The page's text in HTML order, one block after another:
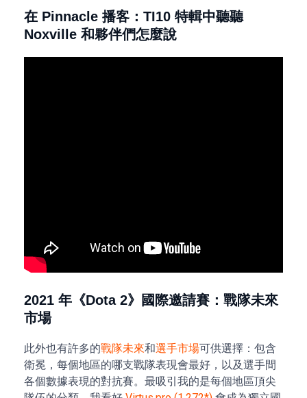
在 Pinnacle 播客：TI10 特輯中聽聽
Noxville 和夥伴們怎麼說
2021 年《Dota 2》國際邀請賽：戰隊未來
市場
此外也有許多的戰隊未來和選手市場可供選擇：包含
衛冕，每個地區的哪支戰隊表現會最好，以及選手間
各個數據表現的對抗賽。最吸引我的是每個地區頂尖